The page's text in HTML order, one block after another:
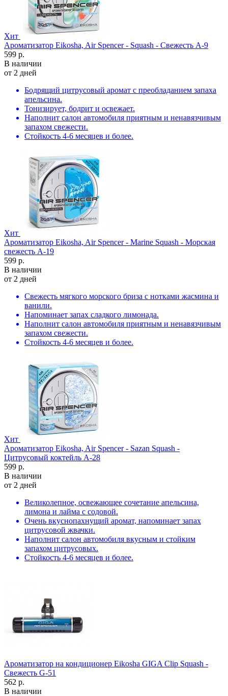
Хит
Ароматизатор Eikosha, Air Spencer - Squash - Свежесть A-9
599 р.
В наличии
от 2 дней
Бодрящий цитрусовый аромат с преобладанием запаха
апельсина.
Тонизирует, бодрит и освежает.
Наполнит салон автомобиля приятным и ненавязчивым
запахом свежести.
Стойкость 4-6 месяцев и более.
Хит
Ароматизатор Eikosha, Air Spencer - Marine Squash - Морская
свежесть A-19
599 р.
В наличии
от 2 дней
Свежесть мягкого морского бриза с нотками жасмина и
ванили.
Напоминает запах сладкого лимонада.
Наполнит салон автомобиля приятным и ненавязчивым
запахом свежести.
Стойкость 4-6 месяцев и более.
Хит
Ароматизатор Eikosha, Air Spencer - Sazan Squash -
Цитрусовый коктейль A-28
599 р.
В наличии
от 2 дней
Великолепное, освежающее сочетание апельсина,
лимона и лайма с содовой.
Очень вкуснопахнущий аромат, напоминает запах
цитрусовой жвачки.
Наполнит салон автомобиля вкусным и стойким
запахом цитрусовых.
Стойкость 4-6 месяцев и более.
Ароматизатор на кондиционер Eikosha GIGA Clip Squash -
Свежесть G-51
562 р.
В наличии